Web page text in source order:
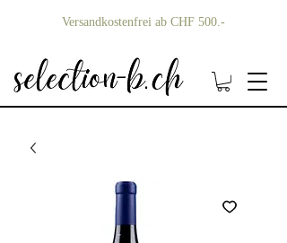
Versandkostenfrei ab CHF 500.-